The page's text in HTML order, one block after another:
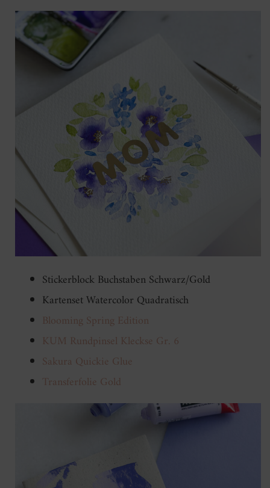
Stickerblock Buchstaben Schwarz/Gold
Kartenset Watercolor Quadratisch
Blooming Spring Edition
KUM Rundpinsel Kleckse Gr. 6
Sakura Quickie Glue
Transferfolie Gold